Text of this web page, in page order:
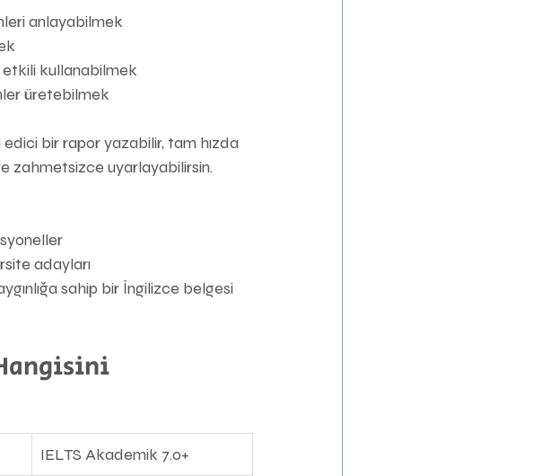
anlayabilmek
kullanabilmek
üretebilmek
bir rapor yazabilir, tam hızda
zahmetsizce uyarlayabilirsin.
adayları
sahip bir İngilizce belgesi
IELTS Akademik 7.0+